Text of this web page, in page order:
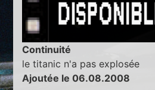
Continuité
le titanic n'a pas explosée
Ajoutée le 06.08.2008